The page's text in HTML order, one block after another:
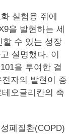
실험용 쥐에
을 발현하는 세
할 수 있는 성장
설명했다. 이
을 투여한 결
자의 발현이 증
오글리칸의 축
폐질환(COPD)